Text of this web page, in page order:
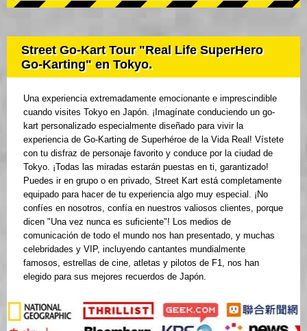
Street Go-Kart Tour "Real Life SuperHero
Go-Karting" en Tokyo.
Una experiencia extremadamente emocionante e imprescindible
cuando visites Tokyo en Japón. ¡Imagínate conduciendo un go-
kart personalizado especialmente diseñado para vivir la
experiencia de Go-Karting de Superhéroe de la Vida Real! Vístete
con tu disfraz de personaje favorito y conduce por la ciudad de
Tokyo. ¡Todas las miradas estarán puestas en ti, garantizado!
Puedes ir en grupo o en privado, Street Kart está completamente
equipado para hacer de tu experiencia algo muy especial. ¡No
confíes en nosotros, confía en nuestros valiosos clientes, porque
dicen "Una vez nunca es suficiente"! Los medios de
comunicación de todo el mundo nos han presentado, y muchas
celebridades y VIP, incluyendo cantantes mundialmente
famosos, estrellas de cine, atletas y pilotos de F1, nos han
elegido para sus mejores recuerdos de Japón.